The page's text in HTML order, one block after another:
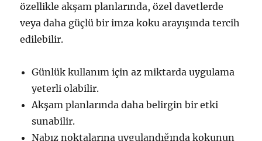
özellikle akşam planlarında, özel davetlerde
veya daha güçlü bir imza koku arayışında tercih
edilebilir.
Günlük kullanım için az miktarda uygulama
yeterli olabilir.
Akşam planlarında daha belirgin bir etki
sunabilir.
Nabız noktalarına uygulandığında kokunun